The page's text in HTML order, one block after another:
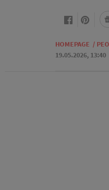
HOMEPAGE /
19.05.2026, 13:40